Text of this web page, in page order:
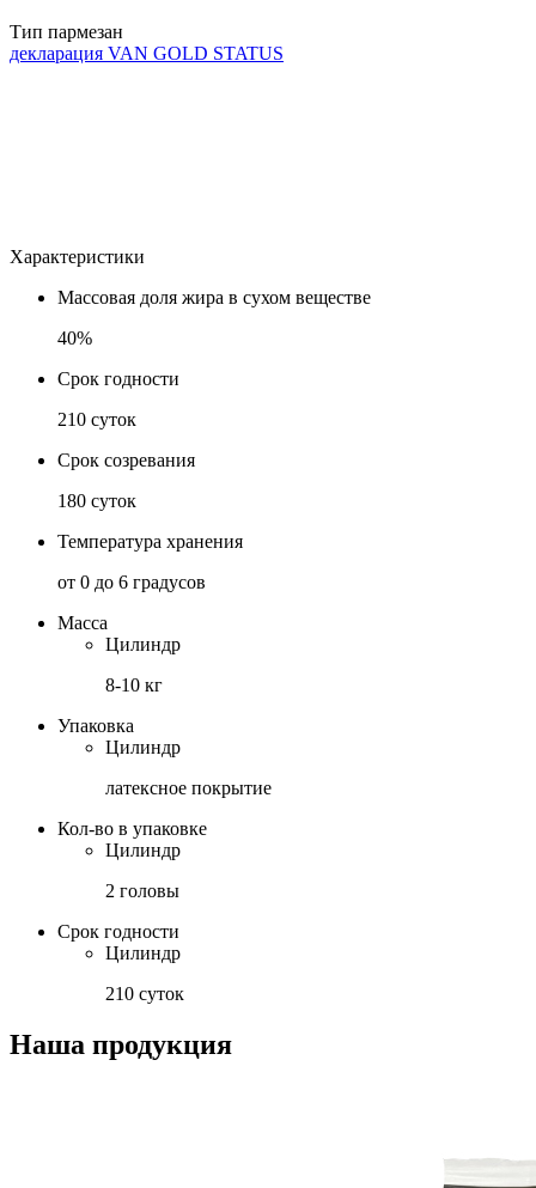
Тип пармезан
декларация VAN GOLD STATUS
Характеристики
Массовая доля жира в сухом веществе
40%
Срок годности
210 суток
Срок созревания
180 суток
Температура хранения
от 0 до 6 градусов
Масса
Цилиндр
8-10 кг
Упаковка
Цилиндр
латексное покрытие
Кол-во в упаковке
Цилиндр
2 головы
Срок годности
Цилиндр
210 суток
Наша продукция